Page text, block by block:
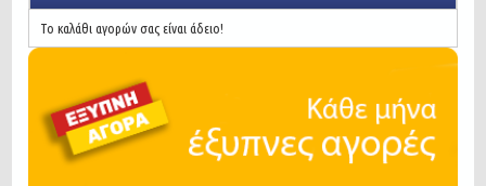
Το καλάθι αγορών σας είναι άδειο!